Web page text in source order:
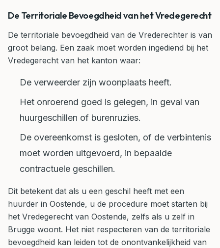
De Territoriale Bevoegdheid van het Vredegerecht
De territoriale bevoegdheid van de Vrederechter is van
groot belang. Een zaak moet worden ingediend bij het
Vredegerecht van het kanton waar:
De verweerder zijn woonplaats heeft.
Het onroerend goed is gelegen, in geval van
huurgeschillen of burenruzies.
De overeenkomst is gesloten, of de verbintenis
moet worden uitgevoerd, in bepaalde
contractuele geschillen.
Dit betekent dat als u een geschil heeft met een
huurder in Oostende, u de procedure moet starten bij
het Vredegerecht van Oostende, zelfs als u zelf in
Brugge woont. Het niet respecteren van de territoriale
bevoegdheid kan leiden tot de onontvankelijkheid van